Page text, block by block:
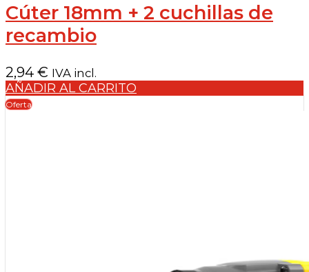
Cúter 18mm + 2 cuchillas de
recambio
2,94 € IVA incl.
AÑADIR AL CARRITO
Oferta